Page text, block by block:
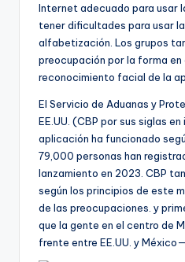
Internet adecuado para usar
tener dificultades para usar
alfabetización. Los grupos
preocupación por la forma
reconocimiento facial de la
El Servicio de Aduanas y
EE.UU. (CBP por sus siglas
aplicación ha funcionado
79,000 personas han
lanzamiento en 2023. CBP
según los principios de este
de las preocupaciones. y
que la gente en el centro de
frente entre EE.UU. y